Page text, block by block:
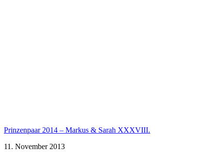
Prinzenpaar 2014 – Markus & Sarah XXXVIII.
11. November 2013